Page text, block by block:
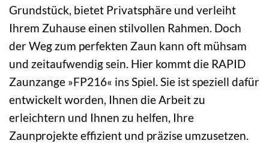
Grundstück, bietet Privatsphäre und verleiht
Ihrem Zuhause einen stilvollen Rahmen. Doch
der Weg zum perfekten Zaun kann oft mühsam
und zeitaufwendig sein. Hier kommt die RAPID
Zaunzange »FP216« ins Spiel. Sie ist speziell dafür
entwickelt worden, Ihnen die Arbeit zu
erleichtern und Ihnen zu helfen, Ihre
Zaunprojekte effizient und präzise umzusetzen.